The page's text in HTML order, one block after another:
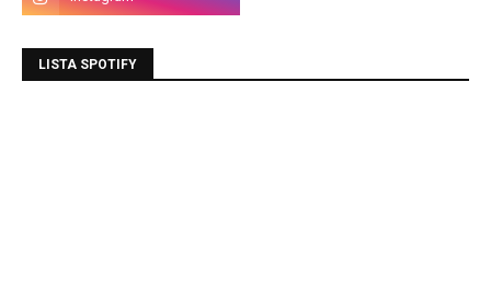
LISTA SPOTIFY